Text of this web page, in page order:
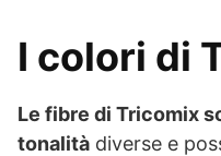
I colori di
Le fibre di Tricomix
tonalità diverse e